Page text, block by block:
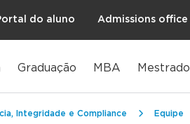
do aluno Admissions office
Graduação MBA Mestrado
Integridade e Compliance Equipe